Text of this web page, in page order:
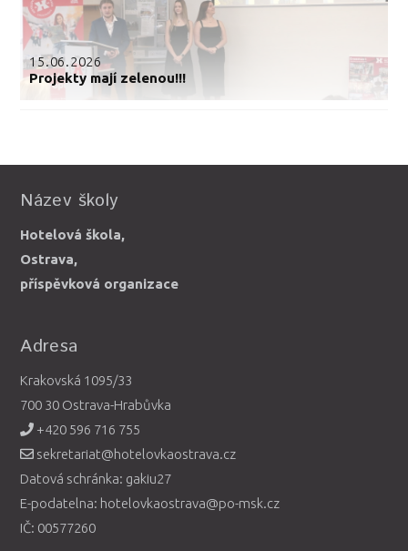
15.06.2026
Projekty mají zelenou!!!
Název školy
Hotelová škola,
Ostrava,
příspěvková organizace
Adresa
Krakovská 1095/33
700 30 Ostrava-Hrabůvka
+420 596 716 755
sekretariat@hotelovkaostrava.cz
Datová schránka: gakiu27
E-podatelna: hotelovkaostrava@po-msk.cz
IČ: 00577260